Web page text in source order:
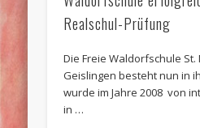
Realschul-Prüfung
Die Freie Waldorfschule St.
Geislingen besteht nun in
wurde im Jahre 2008 von
in …